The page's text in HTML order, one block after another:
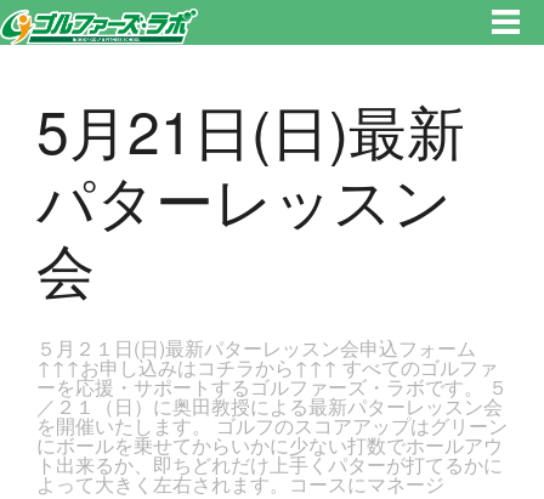
松河田で気軽にゴルフレッスン！
5月21日(日)最新
パターレッスン
会
５月２１日(日)最新パターレッスン会申込フォーム
↑↑↑お申し込みはコチラから↑↑↑ すべてのゴルファ
ーを応援・サポートするゴルファーズ・ラボです。 ５
／２１（日）に奥田教授による最新パターレッスン会
を開催いたします。 ゴルフのスコアアップはグリーン
にボールを乗せてからいかに少ない打数でホールアウ
ト出来るか、即ちどれだけ上手くパターが打てるかに
よって大きく左右されます。コースにマネージ